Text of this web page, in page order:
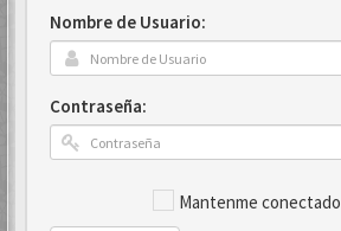
Nombre de Usuario:
Contraseña:
Mantenme conectado